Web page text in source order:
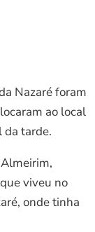
Nazaré foram
ao local
da tarde.
viveu no
onde tinha